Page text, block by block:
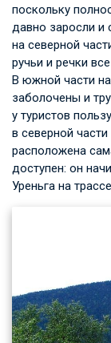
поскольку
давно заросли и
на северной
ручьи и речки
В южной части
заболочены и
у туристов
в северной
расположена
доступен: он
Уреньга на